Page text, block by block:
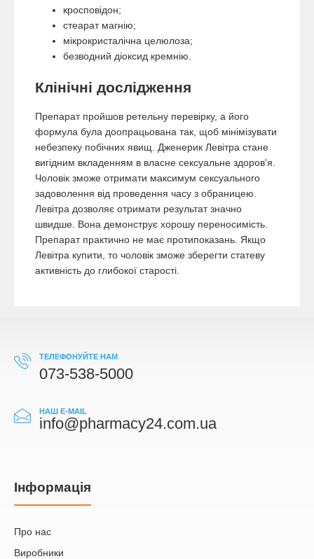
кросповідон;
стеарат магнію;
мікрокристалічна целюлоза;
безводний діоксид кремнію.
Клінічні дослідження
Препарат пройшов ретельну перевірку, а його
формула була доопрацьована так, щоб мінімізувати
небезпеку побічних явищ. Дженерик Левітра стане
вигідним вкладенням в власне сексуальне здоров'я.
Чоловік зможе отримати максимум сексуального
задоволення від проведення часу з обраницею.
Левітра дозволяє отримати результат значно
швидше. Вона демонструє хорошу переносимість.
Препарат практично не має протипоказань. Якщо
Левітра купити, то чоловік зможе зберегти статеву
активність до глибокої старості.
ТЕЛЕФОНУЙТЕ НАМ
073-538-5000
НАШ E-MAIL
info@pharmacy24.com.ua
Iнформація
Про нас
Виробники